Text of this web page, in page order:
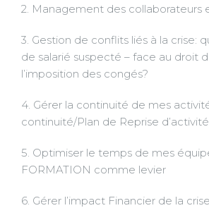
2. Management des collaborateurs
3. Gestion de conflits liés à la crise:
de salarié suspecté – face au droit
l’imposition des congés?
4. Gérer la continuité de mes
continuité/Plan de Reprise
5. Optimiser le temps de mes
FORMATION comme levier
6. Gérer l’impact Financier de la